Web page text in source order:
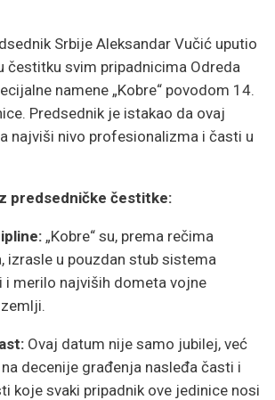
Srbije Aleksandar Vučić uputio
čestitku svim pripadnicima Odreda
namene „Kobre“ povodom 14.
Predsednik je istakao da ovaj
najviši nivo profesionalizma i časti u
predsedničke čestitke:
„Kobre“ su, prema rečima
izrasle u pouzdan stub sistema
i merilo najviših dometa vojne
Ovaj datum nije samo jubilej, već
decenije građenja nasleđa časti i
koje svaki pripadnik ove jedinice nosi